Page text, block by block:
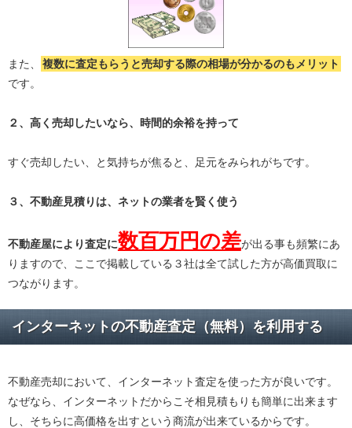
また、 複数に査定もらうと売却する際の相場が分かるのもメリット
です。
２、高く売却したいなら、時間的余裕を持って
すぐ売却したい、と気持ちが焦ると、足元をみられがちです。
３、不動産見積りは、ネットの業者を賢く使う
不動産屋により査定に数百万円の差が出る事も頻繁にあ
りますので、ここで掲載している３社は全て試した方が高価買取に
つながります。
インターネットの不動産査定（無料）を利用する
不動産売却において、インターネット査定を使った方が良いです。
なぜなら、インターネットだからこそ相見積もりも簡単に出来ます
し、そちらに高価格を出すという商流が出来ているからです。